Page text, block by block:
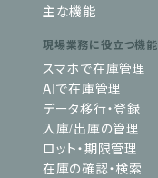
主な機能
現場業務に役立つ機能
スマホで在庫管理
AIで在庫管理
データ移行・登録
入庫/出庫の管理
ロット・期限管理
在庫の確認・検索